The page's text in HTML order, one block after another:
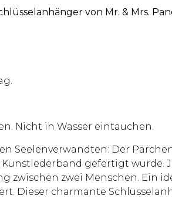
von Mr. & Mrs.
Nicht in Wasser eintauchen.
Seelenverwandten: Der
gefertigt wurde.
zwischen zwei Menschen. Ein
Dieser charmante